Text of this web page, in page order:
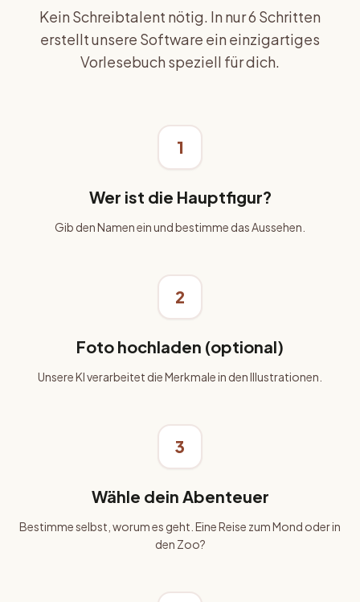
Kein Schreibtalent nötig. In nur 6 Schritten
erstellt unsere Software ein einzigartiges
Vorlesebuch speziell für dich.
1
Wer ist die Hauptfigur?
Gib den Namen ein und bestimme das Aussehen.
2
Foto hochladen (optional)
Unsere KI verarbeitet die Merkmale in den Illustrationen.
3
Wähle dein Abenteuer
Bestimme selbst, worum es geht. Eine Reise zum Mond oder in
den Zoo?